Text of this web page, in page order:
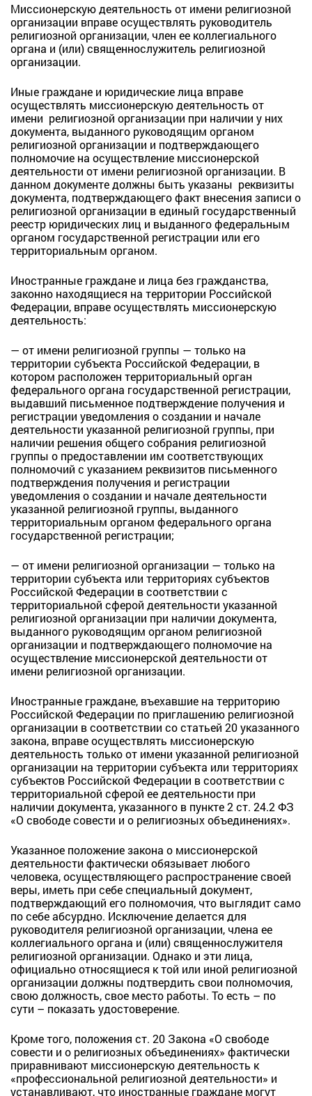
Миссионерскую деятельность от имени религиозной
организации вправе осуществлять руководитель
религиозной организации, член ее коллегиального
органа и (или) священнослужитель религиозной
организации.
Иные граждане и юридические лица вправе
осуществлять миссионерскую деятельность от
имени религиозной организации при наличии у них
документа, выданного руководящим органом
религиозной организации и подтверждающего
полномочие на осуществление миссионерской
деятельности от имени религиозной организации. В
данном документе должны быть указаны реквизиты
документа, подтверждающего факт внесения записи о
религиозной организации в единый государственный
реестр юридических лиц и выданного федеральным
органом государственной регистрации или его
территориальным органом.
Иностранные граждане и лица без гражданства,
законно находящиеся на территории Российской
Федерации, вправе осуществлять миссионерскую
деятельность:
— от имени религиозной группы — только на
территории субъекта Российской Федерации, в
котором расположен территориальный орган
федерального органа государственной регистрации,
выдавший письменное подтверждение получения и
регистрации уведомления о создании и начале
деятельности указанной религиозной группы, при
наличии решения общего собрания религиозной
группы о предоставлении им соответствующих
полномочий с указанием реквизитов письменного
подтверждения получения и регистрации
уведомления о создании и начале деятельности
указанной религиозной группы, выданного
территориальным органом федерального органа
государственной регистрации;
— от имени религиозной организации — только на
территории субъекта или территориях субъектов
Российской Федерации в соответствии с
территориальной сферой деятельности указанной
религиозной организации при наличии документа,
выданного руководящим органом религиозной
организации и подтверждающего полномочие на
осуществление миссионерской деятельности от
имени религиозной организации.
Иностранные граждане, въехавшие на территорию
Российской Федерации по приглашению религиозной
организации в соответствии со статьей 20 указанного
закона, вправе осуществлять миссионерскую
деятельность только от имени указанной религиозной
организации на территории субъекта или территориях
субъектов Российской Федерации в соответствии с
территориальной сферой ее деятельности при
наличии документа, указанного в пункте 2 ст. 24.2 ФЗ
«О свободе совести и о религиозных объединениях».
Указанное положение закона о миссионерской
деятельности фактически обязывает любого
человека, осуществляющего распространение своей
веры, иметь при себе специальный документ,
подтверждающий его полномочия, что выглядит само
по себе абсурдно. Исключение делается для
руководителя религиозной организации, члена ее
коллегиального органа и (или) священнослужителя
религиозной организации. Однако и эти лица,
официально относящиеся к той или иной религиозной
организации должны подтвердить свои полномочия,
свою должность, свое место работы. То есть – по
сути – показать удостоверение.
Кроме того, положения ст. 20 Закона «О свободе
совести и о религиозных объединениях» фактически
приравнивают миссионерскую деятельность к
«профессиональной религиозной деятельности» и
устанавливают, что иностранные граждане могут